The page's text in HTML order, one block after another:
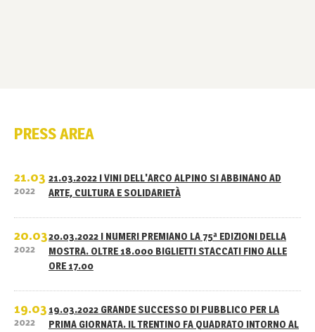
PRESS AREA
21.03
2022
21.03.2022 I VINI DELL'ARCO ALPINO SI ABBINANO AD
ARTE, CULTURA E SOLIDARIETÀ
20.03
2022
20.03.2022 I NUMERI PREMIANO LA 75ª EDIZIONI DELLA
MOSTRA. OLTRE 18.000 BIGLIETTI STACCATI FINO ALLE
ORE 17.00
19.03
2022
19.03.2022 GRANDE SUCCESSO DI PUBBLICO PER LA
PRIMA GIORNATA. IL TRENTINO FA QUADRATO INTORNO AL